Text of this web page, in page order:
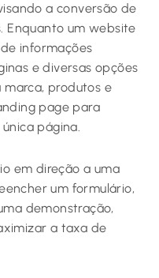
a conversão de
Enquanto um website
informações
e diversas opções
produtos e
page para
página.
em direção a uma
um formulário,
demonstração,
a taxa de